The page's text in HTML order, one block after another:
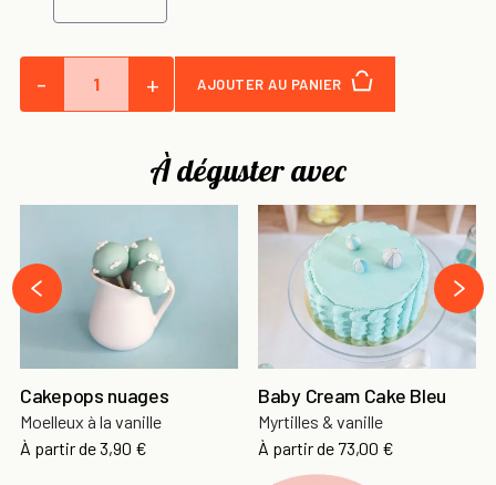
- + AJOUTER AU PANIER
À déguster avec
Cakepops nuages
Moelleux à la vanille
À partir de3,90 €
Baby Cream Cake Bleu
Myrtilles & vanille
À partir de 73,00 €
‹
›